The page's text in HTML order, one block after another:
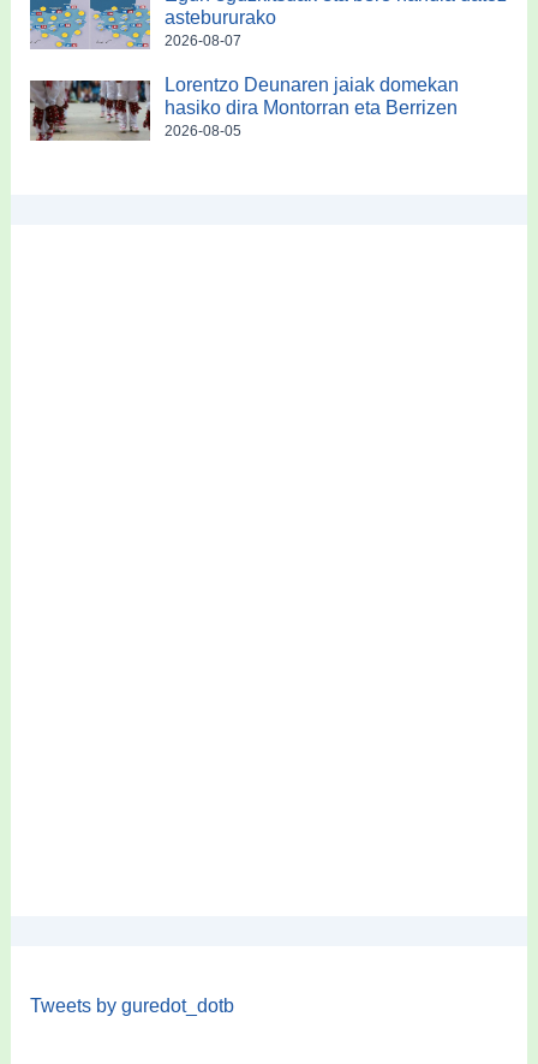
astebururako
2026-08-07
Lorentzo Deunaren jaiak domekan
hasiko dira Montorran eta Berrizen
2026-08-05
Tweets by guredot_dotb